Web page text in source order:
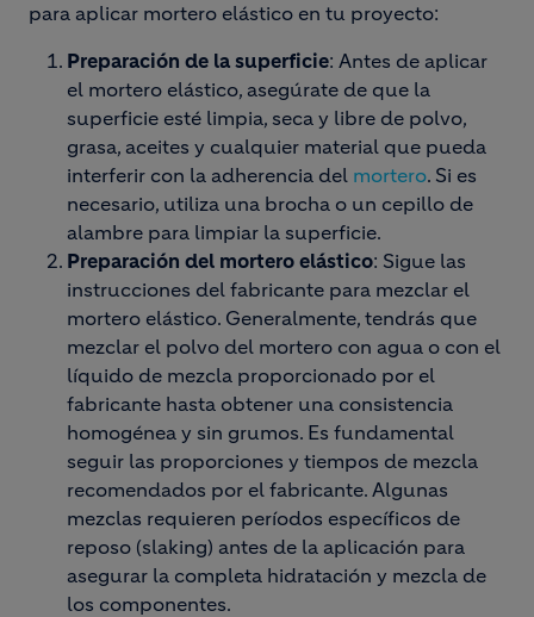
para aplicar mortero elástico en tu proyecto:
Preparación de la superficie: Antes de aplicar
el mortero elástico, asegúrate de que la
superficie esté limpia, seca y libre de polvo,
grasa, aceites y cualquier material que pueda
interferir con la adherencia del mortero. Si es
necesario, utiliza una brocha o un cepillo de
alambre para limpiar la superficie.
Preparación del mortero elástico: Sigue las
instrucciones del fabricante para mezclar el
mortero elástico. Generalmente, tendrás que
mezclar el polvo del mortero con agua o con el
líquido de mezcla proporcionado por el
fabricante hasta obtener una consistencia
homogénea y sin grumos. Es fundamental
seguir las proporciones y tiempos de mezcla
recomendados por el fabricante. Algunas
mezclas requieren períodos específicos de
reposo (slaking) antes de la aplicación para
asegurar la completa hidratación y mezcla de
los componentes.